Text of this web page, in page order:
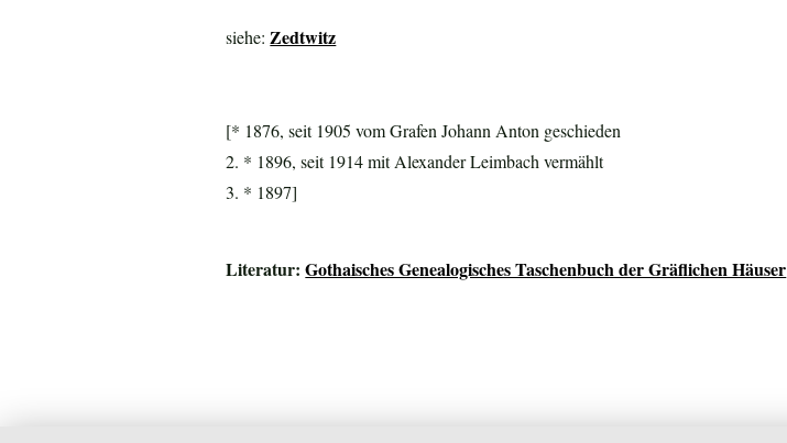
siehe:Zedtwitz
[* 1876, seit 1905 vom Grafen Johann Anton geschieden
2. * 1896, seit 1914 mit Alexander Leimbach vermählt
3. * 1897]
Literatur:Gothaisches Genealogisches Taschenbuch der Gräflichen Häuser